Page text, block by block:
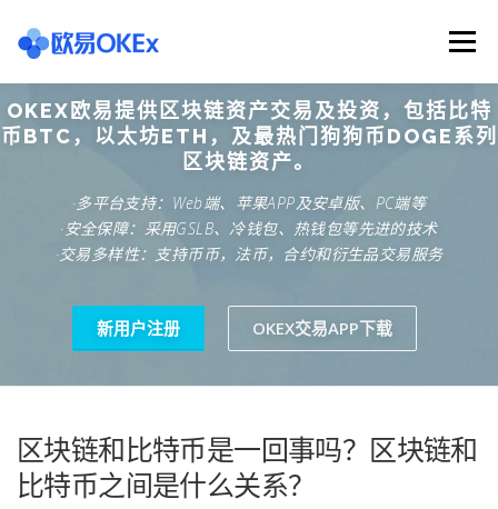
content
Menu
欧意交易所 关于欧意OKX 欧意APP下载
欧意注册网址 欧意交易下载 欧意团队
OKEX欧易提供区块链资产交易及投资，包括比特
币BTC，以太坊ETH，及最热门狗狗币DOGE系列
区块链资产。
·多平台支持：Web端、苹果APP及安卓版、PC端等
·安全保障：采用GSLB、冷钱包、热钱包等先进的技术
·交易多样性：支持币币，法币，合约和衍生品交易服务
新用户注册 OKEX交易APP下载
区块链和比特币是一回事吗？区块链和
比特币之间是什么关系？